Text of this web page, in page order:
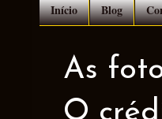
Início Blog
As